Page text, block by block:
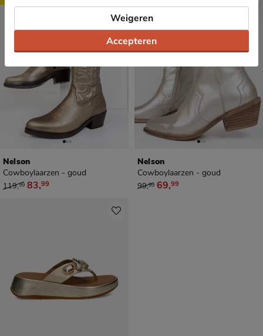
Nelson
Cowboylaarzen - goud
van € 119,99 voor € 83,99
119,99 83,99
Nelson
Cowboylaarzen - goud
van € 99,99 voor € 69,99
99,99 69,99
Accepteren
Weigeren